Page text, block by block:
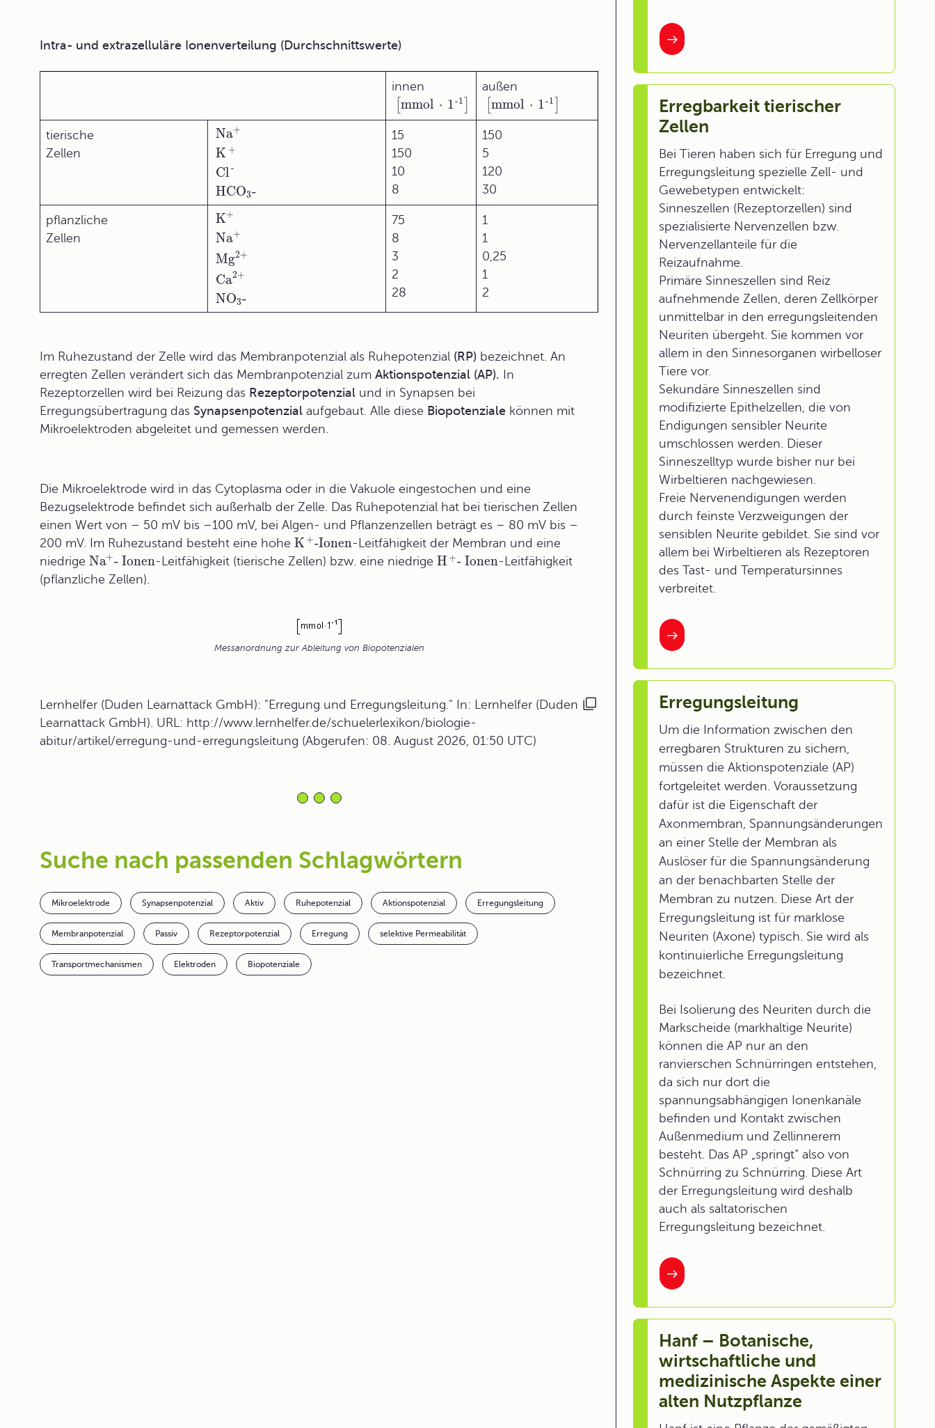
Intra- und extrazelluläre Ionenverteilung (Durchschnittswerte)
innen
[mmol ⋅ 1-1
außen
[mmol ⋅ 1-1
tierische
Zellen
Na+
K +
Cl-
HCO3-
15
150
10
8
150
5
120
30
pflanzliche
Zellen
K+
Na+
Mg2+
Ca2+
NO3-
75
8
3
2
28
1
1
0,25
1
2
Im Ruhezustand der Zelle wird das Membranpotenzial als Ruhepotenzial (RP) bezeichnet. An
erregten Zellen verändert sich das Membranpotenzial zum Aktionspotenzial (AP). In
Rezeptorzellen wird bei Reizung das Rezeptorpotenzial und in Synapsen bei
Erregungsübertragung das Synapsenpotenzial aufgebaut. Alle diese Biopotenziale können mit
Mikroelektroden abgeleitet und gemessen werden.
Die Mikroelektrode wird in das Cytoplasma oder in die Vakuole eingestochen und eine
Bezugselektrode befindet sich außerhalb der Zelle. Das Ruhepotenzial hat bei tierischen Zellen
einen Wert von – 50 mV bis –100 mV, bei Algen- und Pflanzenzellen beträgt es – 80 mV bis –
200 mV. Im Ruhezustand besteht eine hohe K+-Ionen-Leitfähigkeit der Membran und eine
niedrige Na+- Ionen-Leitfähigkeit (tierische Zellen) bzw. eine niedrigeH +- Ionen-Leitfähigkeit
(pflanzliche Zellen).
Messanordnung zur Ableitung von Biopotenzialen
Lernhelfer (Duden Learnattack GmbH): "Erregung und Erregungsleitung." In: Lernhelfer (Duden
Learnattack GmbH). URL: http://www.lernhelfer.de/schuelerlexikon/biologie-
abitur/artikel/erregung-und-erregungsleitung (Abgerufen: 08. August 2026, 01:50 UTC)
Suche nach passenden Schlagwörtern
Mikroelektrode Synapsenpotenzial Aktiv Ruhepotenzial Aktionspotenzial Erregungsleitung
Membranpotenzial Passiv Rezeptorpotenzial Erregung selektive Permeabilität
Transportmechanismen Elektroden Biopotenziale
Erregbarkeit tierischer
Zellen
Bei Tieren haben sich für Erregung und
Erregungsleitung spezielle Zell- und
Gewebetypen entwickelt:
Sinneszellen (Rezeptorzellen) sind
spezialisierte Nervenzellen bzw.
Nervenzellanteile für die
Reizaufnahme.
Primäre Sinneszellen sind Reiz
aufnehmende Zellen, deren Zellkörper
unmittelbar in den erregungsleitenden
Neuriten übergeht. Sie kommen vor
allem in den Sinnesorganen wirbelloser
Tiere vor.
Sekundäre Sinneszellen sind
modifizierte Epithelzellen, die von
Endigungen sensibler Neurite
umschlossen werden. Dieser
Sinneszelltyp wurde bisher nur bei
Wirbeltieren nachgewiesen.
Freie Nervenendigungen werden
durch feinste Verzweigungen der
sensiblen Neurite gebildet. Sie sind vor
allem bei Wirbeltieren als Rezeptoren
des Tast- und Temperatursinnes
verbreitet.
Erregungsleitung
Um die Information zwischen den
erregbaren Strukturen zu sichern,
müssen die Aktionspotenziale (AP)
fortgeleitet werden. Voraussetzung
dafür ist die Eigenschaft der
Axonmembran, Spannungsänderungen
an einer Stelle der Membran als
Auslöser für die Spannungsänderung
an der benachbarten Stelle der
Membran zu nutzen. Diese Art der
Erregungsleitung ist für marklose
Neuriten (Axone) typisch. Sie wird als
kontinuierliche Erregungsleitung
bezeichnet.
Bei Isolierung des Neuriten durch die
Markscheide (markhaltige Neurite)
können die AP nur an den
ranvierschen Schnürringen entstehen,
da sich nur dort die
spannungsabhängigen Ionenkanäle
befinden und Kontakt zwischen
Außenmedium und Zellinnerem
besteht. Das AP „springt“ also von
Schnürring zu Schnürring. Diese Art
der Erregungsleitung wird deshalb
auch als saltatorischen
Erregungsleitung bezeichnet.
Hanf – Botanische,
wirtschaftliche und
medizinische Aspekte einer
alten Nutzpflanze